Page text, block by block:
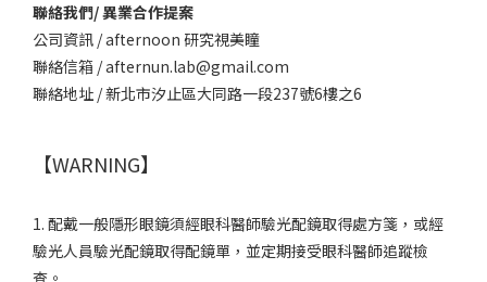
聯絡我們/ 異業合作提案
公司資訊 / afternoon 研究視美瞳
聯絡信箱 / afternun.lab@gmail.com
聯絡地址 / 新北市汐止區大同路一段237號6樓之6
【WARNING】
1. 配戴一般隱形眼鏡須經眼科醫師驗光配鏡取得處方箋，或經
驗光人員驗光配鏡取得配鏡單，並定期接受眼科醫師追蹤檢
查。